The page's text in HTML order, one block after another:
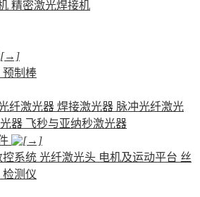
精密激光焊接机
预制棒
纤激光器 焊接激光器 脉冲光纤激光
器 飞秒与亚纳秒激光器
控系统 光纤激光头 电机及运动平台 丝
检测仪